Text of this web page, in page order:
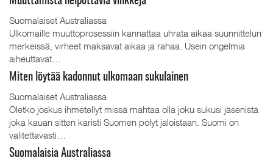
Suomalaiset Australiassa
Ulkomaille muuttoprosessiin kannattaa uhrata aikaa suunnittelun
merkeissä, virheet maksavat aikaa ja rahaa. Usein ongelmia
aiheuttavat…
Miten löytää kadonnut ulkomaan sukulainen
Suomalaiset Australiassa
Oletko joskus ihmetellyt missä mahtaa olla joku sukusi jäsenistä
joka kauan sitten karisti Suomen pölyt jaloistaan. Suomi on
valitettavasti…
Suomalaisia Australiassa